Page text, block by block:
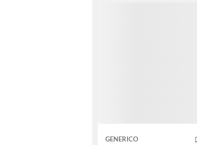
GENERICO